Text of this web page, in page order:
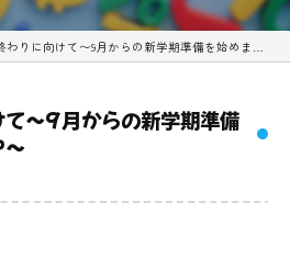
りに向けて〜9月からの新学期準備を始めませんか？〜
〜9月からの新学期準備
〜